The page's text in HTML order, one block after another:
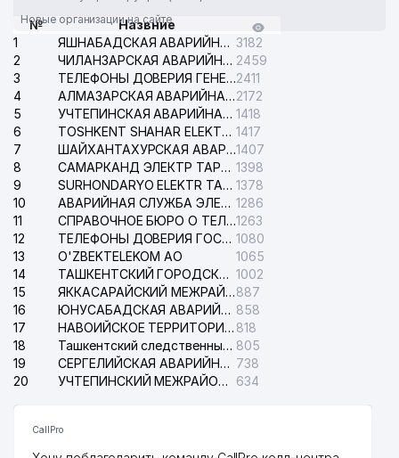
Новые организации на сайте
№
Назвние
1
ЯШНАБАДСКАЯ АВАРИЙНАЯ СЛУЖБА ЭЛЕКТРОСЕТИ 3182
2
ЧИЛАНЗАРСКАЯ АВАРИЙНАЯ СЛУЖБА ЭЛЕКТРОСЕТИ 2459
3
ТЕЛЕФОНЫ ДОВЕРИЯ ГЕНЕРАЛЬНОЙ ПРОКУРАТУРЫ РЕСПУБЛИКИ УЗБЕКИСТАН2411
4
АЛМАЗАРСКАЯ АВАРИЙНАЯ СЛУЖБА ЭЛЕКТРОСЕТИ2172
5
УЧТЕПИНСКАЯ АВАРИЙНАЯ СЛУЖБА ЭЛЕКТРОСЕТИ 1418
6
TOSHKENT SHAHAR ELEKTR TARMOQLARI KORXONASI АО 1417
7
ШАЙХАНТАХУРСКАЯ АВАРИЙНАЯ СЛУЖБА ЭЛЕКТРОСЕТИ1407
8
САМАРКАНД ЭЛЕКТР ТАРМОКЛАРИ АО 1398
9
SURHONDARYO ELEKTR TARMOKLARI АО 1378
10
АВАРИЙНАЯ СЛУЖБА ЭЛЕКТРОСЕТИ ТАШКЕНТСКОГО РАЙОНА 1286
11
СПРАВОЧНОЕ БЮРО О ТЕЛЕФОНАХ ОРГАНИЗАЦИЙ г. ТАШКЕНТА1263
12
ТЕЛЕФОНЫ ДОВЕРИЯ ГОСУДАРСТВЕННОГО ЦЕНТРА ТЕСТИРОВАНИЯ 1080
13
O'ZBEKTELEKOM АО
1065
14
ТАШКЕНТСКИЙ ГОРОДСКОЙ СУД ПО ГРАЖДАНСКИМ ДЕЛАМ 1002
15
ЯККАСАРАЙСКИЙ МЕЖРАЙОННЫЙ СУД ПО ГРАЖДАНСКИМ ДЕЛАМ887
16
ЮНУСАБАДСКАЯ АВАРИЙНАЯ СЛУЖБА ЭЛЕКТРОСЕТИ 858
17
НАВОИЙСКОЕ ТЕРРИТОРИАЛЬНОЕ ПРЕДПРИЯТИЕ ЭЛЕКТРОСЕТИ АО 818
18
Ташкентский следственный изолятор 805
19
СЕРГЕЛИЙСКАЯ АВАРИЙНАЯ СЛУЖБА ЭЛЕКТРОСЕТИ 738
20
УЧТЕПИНСКИЙ МЕЖРАЙОННЫЙ СУД ПО ГРАЖДАНСКИМ ДЕЛАМ 634
CallPro